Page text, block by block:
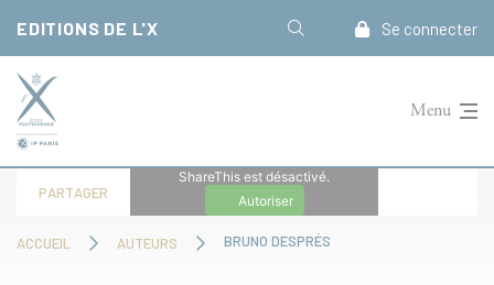
EDITIONS DE L'X Se connecter
Menu
ACCUEIL AUTEURS BRUNO DESPRÉS
PARTAGER
ShareThis est désactivé.
Autoriser